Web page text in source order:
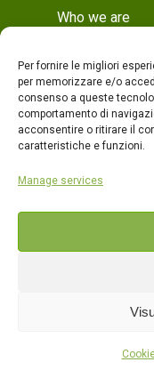
Per fornire le migliori
per memorizzare e/o
consenso a queste
comportamento di
acconsentire o ritirare il
caratteristiche e funzioni.
Manage services
Who we are
Who we are
Production
Production
Quality
Products